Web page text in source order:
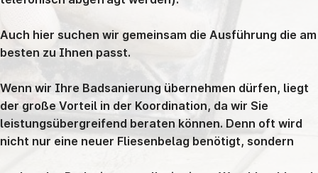
Auch hier suchen wir gemeinsam die Ausführung die am
besten zu Ihnen passt.
Wenn wir Ihre Badsanierung übernehmen dürfen, liegt
der große Vorteil in der Koordination, da wir Sie
leistungsübergreifend beraten können. Denn oft wird
nicht nur eine neuer Fliesenbelag benötigt, sondern